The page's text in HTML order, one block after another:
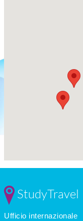
StudyTravel
Ufficio internazionale